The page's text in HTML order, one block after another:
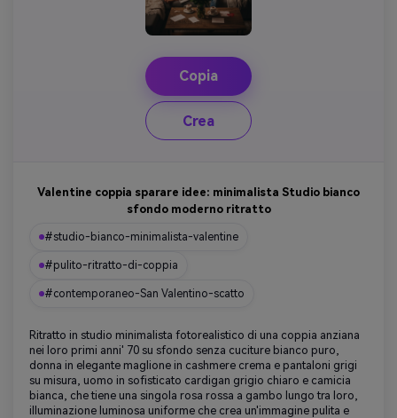
Copia
Crea
Valentine coppia sparare idee: minimalista Studio bianco
sfondo moderno ritratto
#studio-bianco-minimalista-valentine
#pulito-ritratto-di-coppia
#contemporaneo-San Valentino-scatto
Ritratto in studio minimalista fotorealistico di una coppia anziana
nei loro primi anni' 70 su sfondo senza cuciture bianco puro,
donna in elegante maglione in cashmere crema e pantaloni grigi
su misura, uomo in sofisticato cardigan grigio chiaro e camicia
bianca, che tiene una singola rosa rossa a gambo lungo tra loro,
illuminazione luminosa uniforme che crea un'immagine pulita e